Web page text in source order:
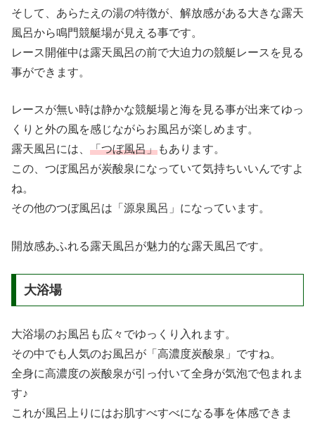
そして、あらたえの湯の特徴が、解放感がある大きな露天
風呂から鳴門競艇場が見える事です。
レース開催中は露天風呂の前で大迫力の競艇レースを見る
事ができます。
レースが無い時は静かな競艇場と海を見る事が出来てゆっ
くりと外の風を感じながらお風呂が楽しめます。
露天風呂には、 「つぼ風呂」もあります。
この、つぼ風呂が炭酸泉になっていて気持ちいいんですよ
ね。
その他のつぼ風呂は「源泉風呂」になっています。
開放感あふれる露天風呂が魅力的な露天風呂です。
大浴場
大浴場のお風呂も広々でゆっくり入れます。
その中でも人気のお風呂が「高濃度炭酸泉」ですね。
全身に高濃度の炭酸泉が引っ付いて全身が気泡で包まれま
す♪
これが風呂上りにはお肌すべすべになる事を体感できま